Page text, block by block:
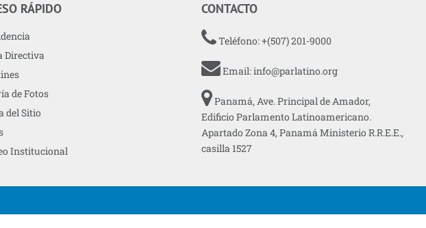
RÁPIDO
Directiva
de Fotos
del Sitio
Institucional
CONTACTO
Teléfono: +(507) 201-9000
Email:info@parlatino.org
Panamá, Ave. Principal de Amador,
Edificio Parlamento Latinoamericano.
Apartado Zona 4, Panamá Ministerio R.R.E.E.,
casilla 1527